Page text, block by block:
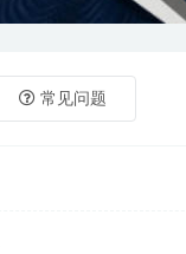
常见问题